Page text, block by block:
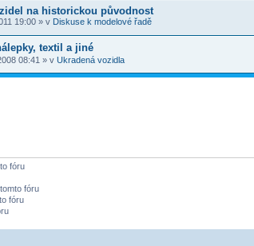
na historickou původnost
19:00 » v Diskuse k modelové řadě
textil a jiné
08:41 » v Ukradená vozidla
fóru
fóru
fóru